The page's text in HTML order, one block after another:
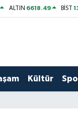
ALTIN 6618.49 BİST
Kültür